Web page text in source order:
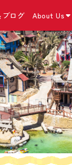
ります！
ース
）取得
留学プログラム
ム
ース
の流れ
と
申請方法
ホリデービザ
勧めの海外SIMカ
ブログ About Us
ブログ・SNS
験談